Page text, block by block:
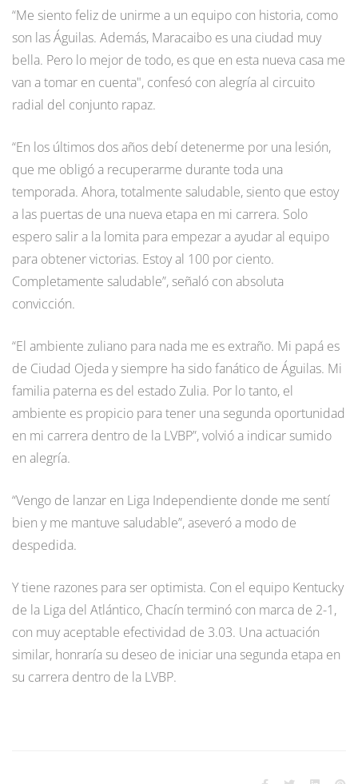
“Me siento feliz de unirme a un equipo con historia, como
son las Águilas. Además, Maracaibo es una ciudad muy
bella. Pero lo mejor de todo, es que en esta nueva casa me
van a tomar en cuenta", confesó con alegría al circuito
radial del conjunto rapaz.
“En los últimos dos años debí detenerme por una lesión,
que me obligó a recuperarme durante toda una
temporada. Ahora, totalmente saludable, siento que estoy
a las puertas de una nueva etapa en mi carrera. Solo
espero salir a la lomita para empezar a ayudar al equipo
para obtener victorias. Estoy al 100 por ciento.
Completamente saludable”, señaló con absoluta
convicción.
“El ambiente zuliano para nada me es extraño. Mi papá es
de Ciudad Ojeda y siempre ha sido fanático de Águilas. Mi
familia paterna es del estado Zulia. Por lo tanto, el
ambiente es propicio para tener una segunda oportunidad
en mi carrera dentro de la LVBP”, volvió a indicar sumido
en alegría.
“Vengo de lanzar en Liga Independiente donde me sentí
bien y me mantuve saludable”, aseveró a modo de
despedida.
Y tiene razones para ser optimista. Con el equipo Kentucky
de la Liga del Atlántico, Chacín terminó con marca de 2-1,
con muy aceptable efectividad de 3.03. Una actuación
similar, honraría su deseo de iniciar una segunda etapa en
su carrera dentro de la LVBP.